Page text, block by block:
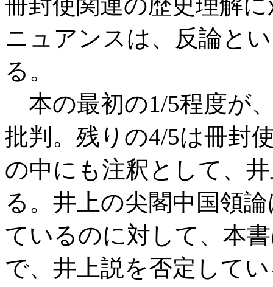
ニュアンスは、反論と
る。
本の最初の1/5程度が
批判。残りの4/5は冊封
の中にも注釈として、
る。井上の尖閣中国領
ているのに対して、本
で、井上説を否定して